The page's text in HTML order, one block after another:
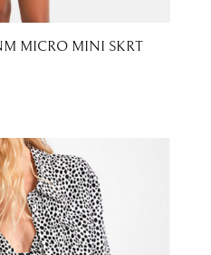
MICRO MINI SKRT